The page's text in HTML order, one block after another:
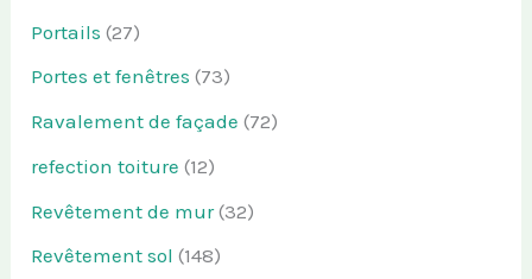
Portails (27)
Portes et fenêtres (73)
Ravalement de façade (72)
refection toiture (12)
Revêtement de mur(32)
Revêtement sol (148)